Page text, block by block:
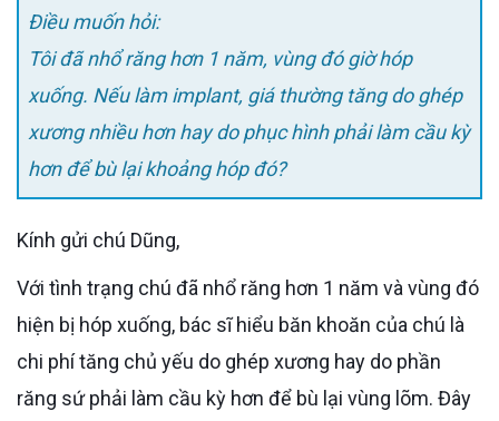
Điều muốn hỏi:
Tôi đã nhổ răng hơn 1 năm, vùng đó giờ hóp
xuống. Nếu làm implant, giá thường tăng do ghép
xương nhiều hơn hay do phục hình phải làm cầu kỳ
hơn để bù lại khoảng hóp đó?
Kính gửi chú Dũng,
Với tình trạng chú đã nhổ răng hơn 1 năm và vùng đó
hiện bị hóp xuống, bác sĩ hiểu băn khoăn của chú là
chi phí tăng chủ yếu do ghép xương hay do phần
răng sứ phải làm cầu kỳ hơn để bù lại vùng lõm. Đây